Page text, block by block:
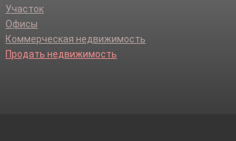
Участок
Офисы
Коммерческая недвижимость
Продать недвижимость